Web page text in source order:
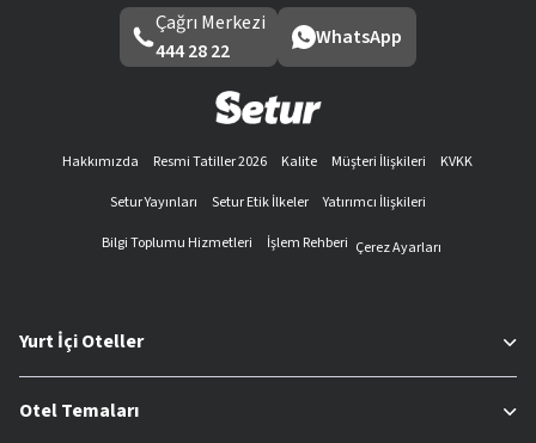
Çağrı Merkezi
444 28 22
WhatsApp
Hakkımızda Resmi Tatiller 2026 Kalite Müşteri İlişkileri
KVKK
Setur Yayınları
Setur Etik İlkeler
Yatırımcı İlişkileri
Bilgi Toplumu Hizmetleri
İşlem Rehberi Çerez Ayarları
Yurt İçi Oteller
Otel Temaları